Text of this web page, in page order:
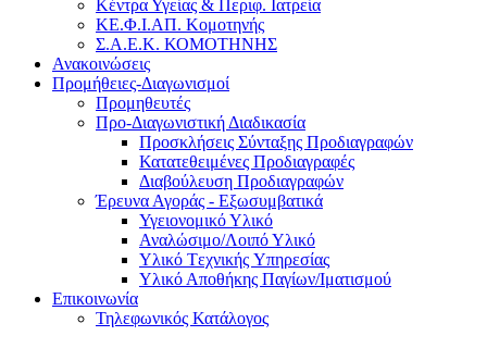
Κέντρα Υγείας & Περιφ. Ιατρεία
ΚΕ.Φ.Ι.ΑΠ. Κομοτηνής
Σ.Α.Ε.Κ. ΚΟΜΟΤΗΝΗΣ
Ανακοινώσεις
Προμήθειες-Διαγωνισμοί
Προμηθευτές
Προ-Διαγωνιστική Διαδικασία
Προσκλήσεις Σύνταξης Προδιαγραφών
Κατατεθειμένες Προδιαγραφές
Διαβούλευση Προδιαγραφών
Έρευνα Αγοράς - Εξωσυμβατικά
Υγειονομικό Υλικό
Αναλώσιμο/Λοιπό Υλικό
Υλικό Tεχνικής Yπηρεσίας
Υλικό Αποθήκης Παγίων/Ιματισμού
Επικοινωνία
Τηλεφωνικός Κατάλογος